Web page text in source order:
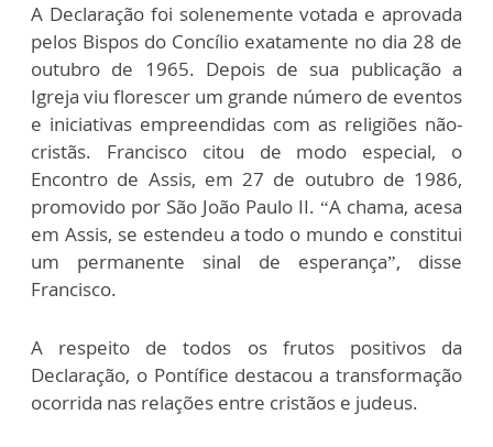
A Declaração foi solenemente votada e aprovada
pelos Bispos do Concílio exatamente no dia 28 de
outubro de 1965. Depois de sua publicação a
Igreja viu florescer um grande número de eventos
e iniciativas empreendidas com as religiões não-
cristãs. Francisco citou de modo especial, o
Encontro de Assis, em 27 de outubro de 1986,
promovido por São João Paulo II. “A chama, acesa
em Assis, se estendeu a todo o mundo e constitui
um permanente sinal de esperança”, disse
Francisco.
A respeito de todos os frutos positivos da
Declaração, o Pontífice destacou a transformação
ocorrida nas relações entre cristãos e judeus.